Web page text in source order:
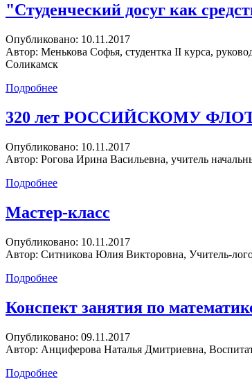
"Студенческий досуг как
Опубликовано: 10.11.2017
Автор: Менькова Софья, студентка II курса,
Соликамск
Подробнее
320 лет РОССИЙСКОМУ
Опубликовано: 10.11.2017
Автор: Рогова Ирина Васильевна, учитель
Подробнее
Мастер-класс
Опубликовано: 10.11.2017
Автор: Ситникова Юлия Викторовна, Учитель-
Подробнее
Конспект занятия по
Опубликовано: 09.11.2017
Автор: Анциферова Наталья Дмитриевна,
Подробнее